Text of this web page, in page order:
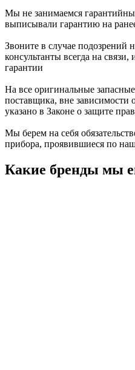
Мы не занимаемся
выписывали гарантию на
Звоните в случае
консультанты всегда на
гарантии
На все оригинальные
поставщика, вне зависимости
указано в Законе о защите
Мы берем на себя
прибора, проявившиеся по
Какие бренды мы